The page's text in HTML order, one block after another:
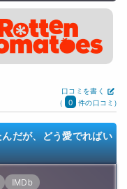
口コミを書く
(
0 件の口コミ)
だが、どう愛でればい
IMDb